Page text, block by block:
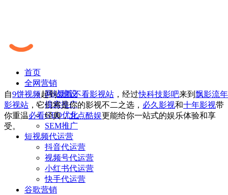
首页
全网营销
网站建设
搜索推广
GEO优化
SEM推广
短视频代运营
抖音代运营
视频号代运营
小红书代运营
快手代运营
谷歌营销
自9饼视频起到爱看不看影视站 ，经过快科技影吧来到 飘影流年
影视站 ，它们将是你的影视不二之选， 必久影视和十年影视带
你重温必看经典，九点酷娱更能给你一站式的娱乐体验和享
受。